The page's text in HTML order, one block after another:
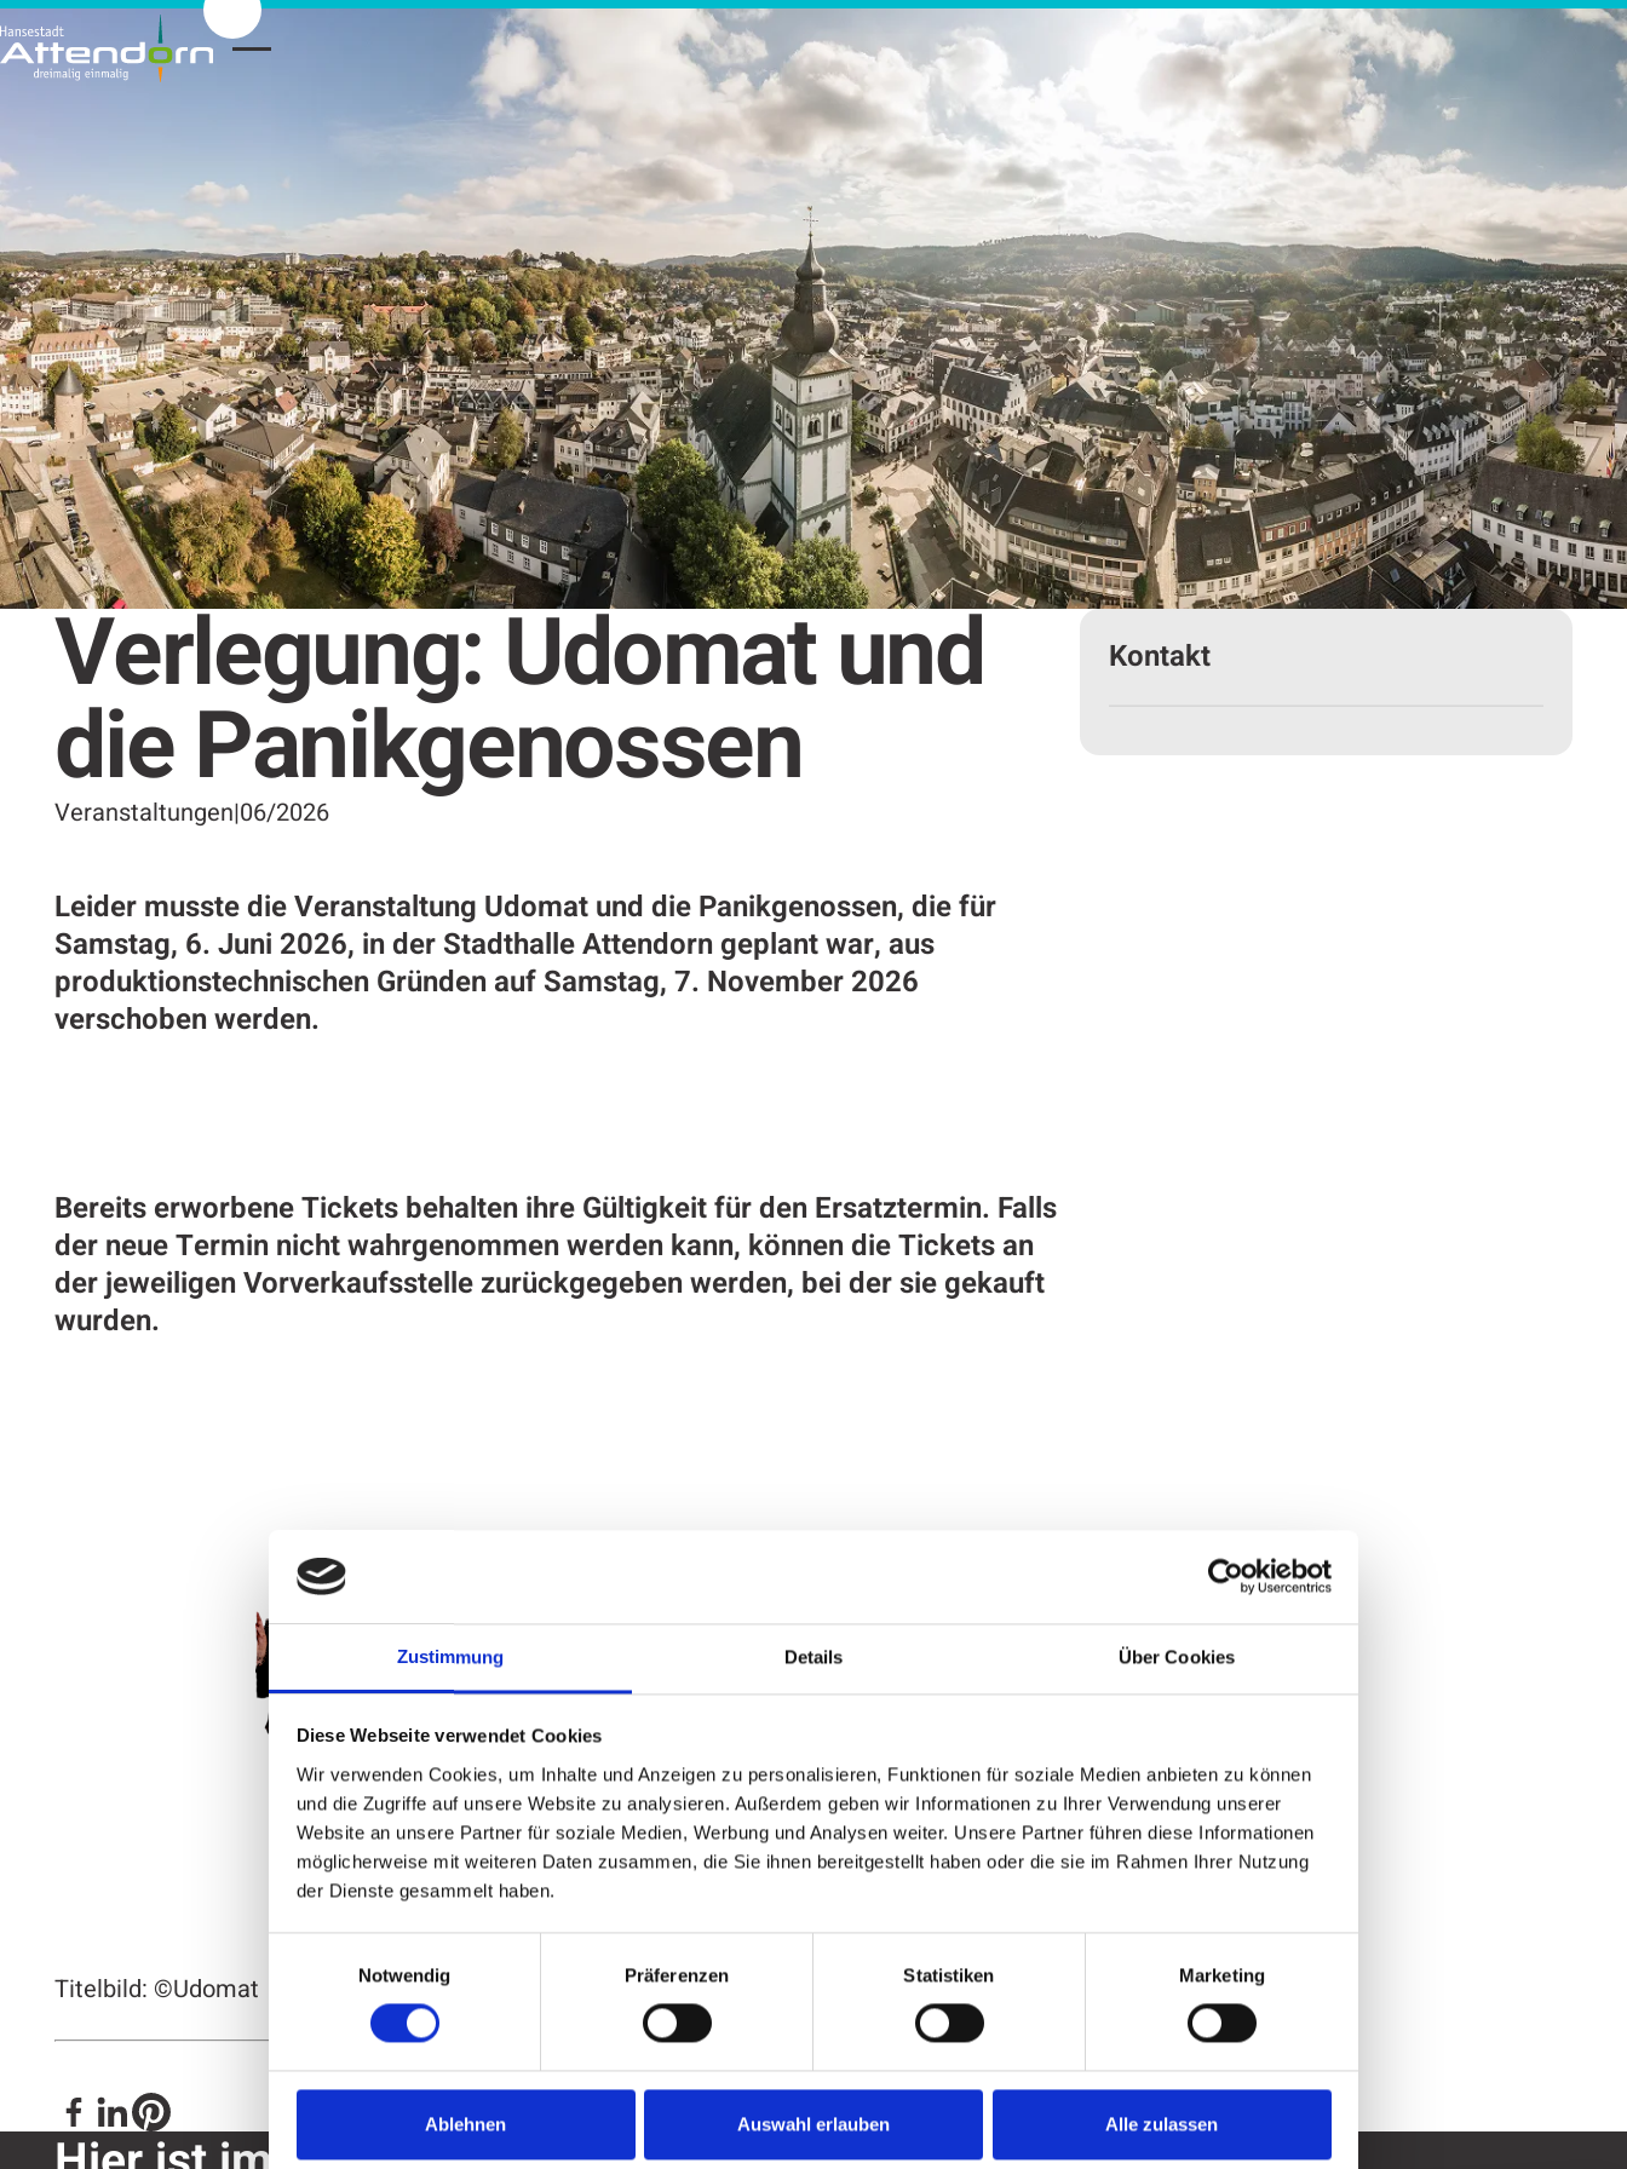
Zustimmung Details Über Cookies
Diese Webseite verwendet Cookies
Wir verwenden Cookies, um Inhalte und Anzeigen zu personalisieren, Funktionen für soziale Medien anbieten zu können
und die Zugriffe auf unsere Website zu analysieren. Außerdem geben wir Informationen zu Ihrer Verwendung unserer
Website an unsere Partner für soziale Medien, Werbung und Analysen weiter. Unsere Partner führen diese Informationen
möglicherweise mit weiteren Daten zusammen, die Sie ihnen bereitgestellt haben oder die sie im Rahmen Ihrer Nutzung
der Dienste gesammelt haben.
Notwendig
Präferenzen Statistiken Marketing
Ablehnen Auswahl erlauben Alle zulassen
Verlegung: Udomat und
die Panikgenossen
Veranstaltungen|06/2026
Leider musste die Veranstaltung Udomat und die Panikgenossen, die für
Samstag, 6. Juni 2026, in der Stadthalle Attendorn geplant war, aus
produktionstechnischen Gründen auf Samstag, 7. November 2026
verschoben werden.
Bereits erworbene Tickets behalten ihre Gültigkeit für den Ersatztermin. Falls
der neue Termin nicht wahrgenommen werden kann, können die Tickets an
der jeweiligen Vorverkaufsstelle zurückgegeben werden, bei der sie gekauft
wurden.
Titelbild: ©Udomat
Kontakt